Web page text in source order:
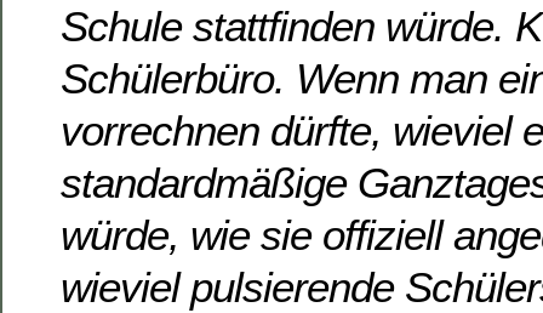
Schule stattfinden würde.
Schülerbüro. Wenn man
vorrechnen dürfte, wieviel
standardmäßige
würde, wie sie offiziell
wieviel pulsierende